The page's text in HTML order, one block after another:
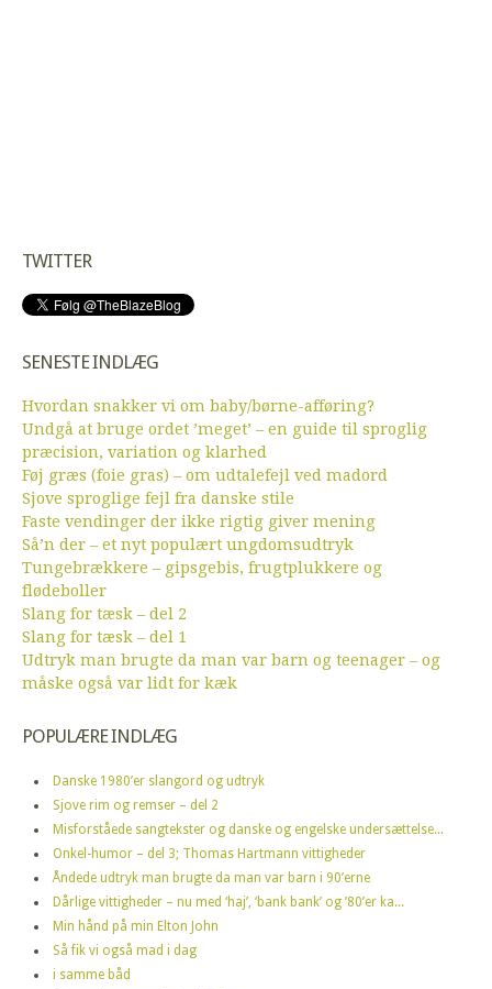
TWITTER
SENESTE INDLÆG
Hvordan snakker vi om baby/børne-afføring?
Undgå at bruge ordet ’meget’ – en guide til sproglig
præcision, variation og klarhed
Føj græs (foie gras) – om udtalefejl ved madord
Sjove sproglige fejl fra danske stile
Faste vendinger der ikke rigtig giver mening
Så’n der – et nyt populært ungdomsudtryk
Tungebrækkere – gipsgebis, frugtplukkere og
flødeboller
Slang for tæsk – del 2
Slang for tæsk – del 1
Udtryk man brugte da man var barn og teenager – og
måske også var lidt for kæk
POPULÆRE INDLÆG
Danske 1980’er slangord og udtryk
Sjove rim og remser – del 2
Misforståede sangtekster og danske og engelske undersættelse...
Onkel-humor – del 3; Thomas Hartmann vittigheder
Åndede udtryk man brugte da man var barn i 90’erne
Dårlige vittigheder – nu med ‘haj’, ‘bank bank’ og ’80’er ka...
Min hånd på min Elton John
Så fik vi også mad i dag
i samme båd